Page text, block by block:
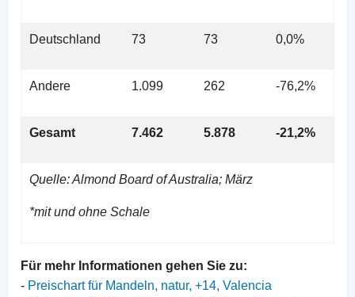
Deutschland 73 73 0,0%
Andere 1.099 262 -76,2%
Gesamt 7.462 5.878 -21,2%
Quelle: Almond Board of Australia; März
*mit und ohne Schale
Für mehr Informationen gehen Sie zu:
- Preischart für Mandeln, natur, +14, Valencia